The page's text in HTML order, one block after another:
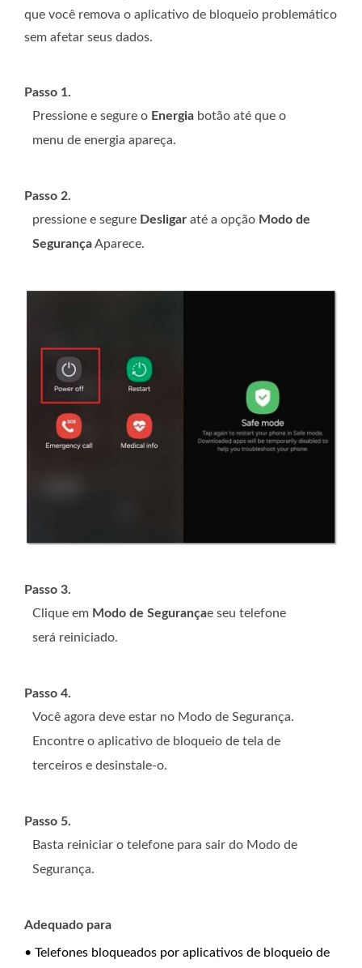
que você remova o aplicativo de bloqueio problemático
sem afetar seus dados.
Passo 1.
Pressione e segure o Energia botão até que o
menu de energia apareça.
Passo 2.
pressione e segure Desligar até a opção Modo de
SegurançaAparece.
Passo 3.
Clique em Modo de Segurançae seu telefone
será reiniciado.
Passo 4.
Você agora deve estar no Modo de Segurança.
Encontre o aplicativo de bloqueio de tela de
terceiros e desinstale-o.
Passo 5.
Basta reiniciar o telefone para sair do Modo de
Segurança.
Adequado para
• Telefones bloqueados por aplicativos de bloqueio de